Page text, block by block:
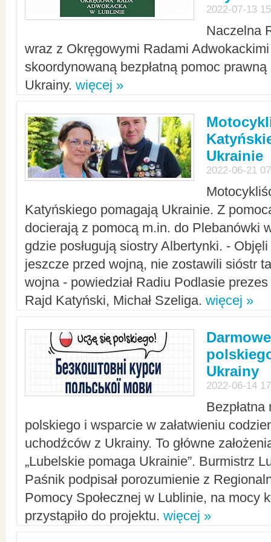
2022-07-13
Naczelna
wraz z Okręgowymi Radami Adwokackimi
skoordynowaną bezpłatną pomoc
Ukrainy. więcej »
Ukrainie
2022-06-21
Katyńskiego pomagają Ukrainie. Z
docierają z pomocą m.in. do Plebanówki
gdzie posługują siostry Albertynki. -
jeszcze przed wojną, nie zostawili sióstr
wojna - powiedział Radiu Podlasie
Rajd Katyński, Michał Szeliga. więcej »
Ukrainy
2022-06-14
polskiego i wsparcie w załatwieniu
uchodźców z Ukrainy. To główne
„Lubelskie pomaga Ukrainie”. Burmistrz
Paśnik podpisał porozumienie z
Pomocy Społecznej w Lublinie, na mocy
przystąpiło do projektu. więcej »